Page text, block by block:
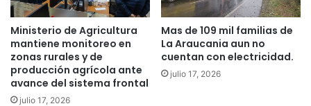
a
e
s
o
n
n
u
r
t
o
Ministerio de Agricultura
mantiene monitoreo en
zonas rurales y de
producción agrícola ante
avance del sistema frontal
julio 17, 2026
Mas de 109 mil familias de
La Araucania aun no
cuentan con electricidad.
julio 17, 2026